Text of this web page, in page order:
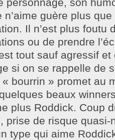
n’aime guère plus que
Il n’est plus foutu
ou de prendre
tout sauf agressif et
si on se rappelle de
« bourrin » promet au
beaux
plus Roddick. Coup
prise de risque quasi-
type qui aime